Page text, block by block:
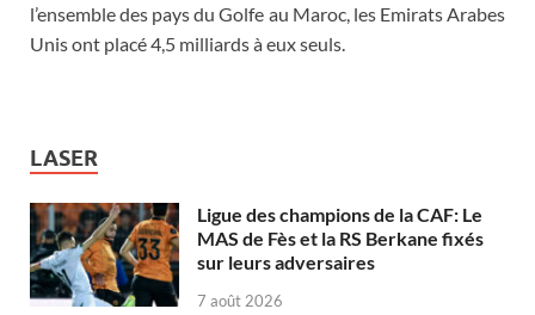
l’ensemble des pays du Golfe au Maroc, les Emirats Arabes
Unis ont placé 4,5 milliards à eux seuls.
LASER
Ligue des champions de la CAF: Le
MAS de Fès et la RS Berkane fixés
sur leurs adversaires
7 août 2026